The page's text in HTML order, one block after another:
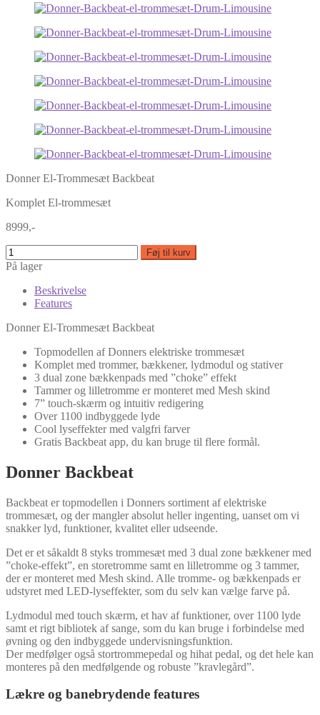
Donner El-Trommesæt Backbeat
Komplet El-trommesæt
8999,-
Føj til kurv
På lager
Beskrivelse
Features
Donner El-Trommesæt Backbeat
Topmodellen af Donners elektriske trommesæt
Komplet med trommer, bækkener, lydmodul og stativer
3 dual zone bækkenpads med ”choke” effekt
Tammer og lilletromme er monteret med Mesh skind
7” touch-skærm og intuitiv redigering
Over 1100 indbyggede lyde
Cool lyseffekter med valgfri farver
Gratis Backbeat app, du kan bruge til flere formål.
Donner Backbeat
Backbeat er topmodellen i Donners sortiment af elektriske
trommesæt, og der mangler absolut heller ingenting, uanset om vi
snakker lyd, funktioner, kvalitet eller udseende.
Det er et såkaldt 8 styks trommesæt med 3 dual zone bækkener med
”choke-effekt”, en storetromme samt en lilletromme og 3 tammer,
der er monteret med Mesh skind. Alle tromme- og bækkenpads er
udstyret med LED-lyseffekter, som du selv kan vælge farve på.
Lydmodul med touch skærm, et hav af funktioner, over 1100 lyde
samt et rigt bibliotek af sange, som du kan bruge i forbindelse med
øvning og den indbyggede undervisningsfunktion.
Der medfølger også stortrommepedal og hihat pedal, og det hele kan
monteres på den medfølgende og robuste ”kravlegård”.
Lækre og banebrydende features